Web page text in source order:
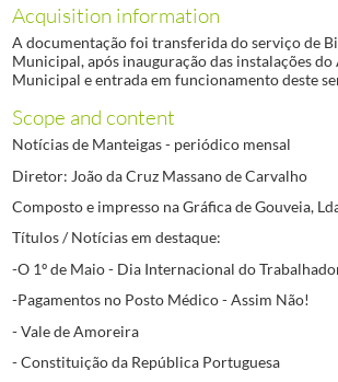
Acquisition information
A documentação foi transferida do serviço de
Municipal, após inauguração das instalações
Municipal e entrada em funcionamento deste
Scope and content
Notícias de Manteigas - periódico mensal
Diretor: João da Cruz Massano de Carvalho
Composto e impresso na Gráfica de Gouveia,
Títulos / Notícias em destaque:
-O 1º de Maio - Dia Internacional do
-Pagamentos no Posto Médico - Assim Não!
- Vale de Amoreira
- Constituição da República Portuguesa